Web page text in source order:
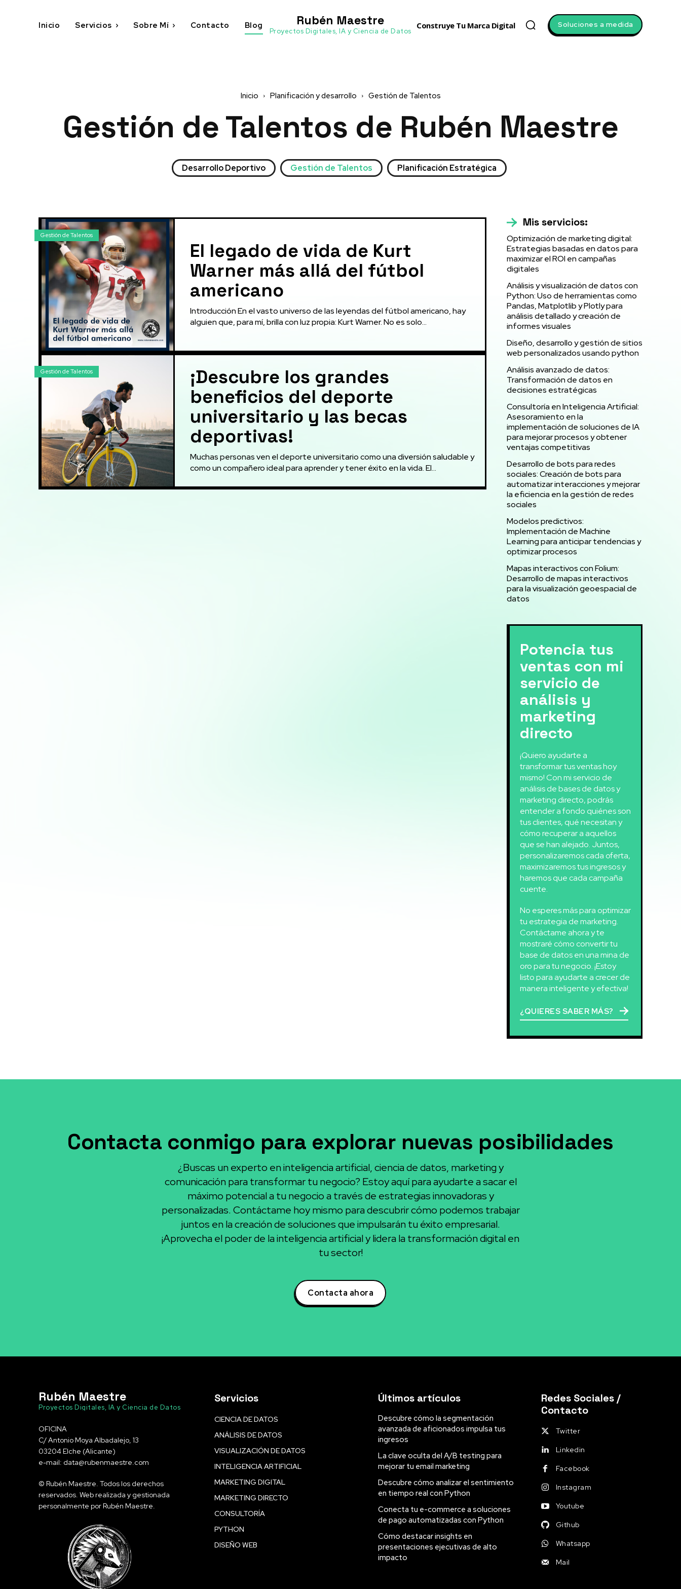
Inicio Servicios Sobre Mí Contacto Blog Rubén Maestre
Proyectos Digitales, IA y Ciencia de Datos
Construye Tu Marca Digital Soluciones a medida
Inicio Planificación y desarrollo Gestión de Talentos
Gestión de Talentos de Rubén Maestre
Desarrollo Deportivo Gestión de Talentos Planificación Estratégica
Gestión de Talentos
El legado de vida de Kurt
Warner más allá del fútbol
americano
Introducción En el vasto universo de las leyendas del fútbol americano, hay
alguien que, para mí, brilla con luz propia: Kurt Warner. No es solo...
Gestión de Talentos
¡Descubre los grandes
beneficios del deporte
universitario y las becas
deportivas!
Muchas personas ven el deporte universitario como una diversión saludable y
como un compañero ideal para aprender y tener éxito en la vida. El...
Mis servicios:
Optimización de marketing digital:
Estrategias basadas en datos para
maximizar el ROI en campañas
digitales
Análisis y visualización de datos con
Python: Uso de herramientas como
Pandas, Matplotlib y Plotly para
análisis detallado y creación de
informes visuales
Diseño, desarrollo y gestión de sitios
web personalizados usando python
Análisis avanzado de datos:
Transformación de datos en
decisiones estratégicas
Consultoría en Inteligencia Artificial:
Asesoramiento en la
implementación de soluciones de IA
para mejorar procesos y obtener
ventajas competitivas
Desarrollo de bots para redes
sociales: Creación de bots para
automatizar interacciones y mejorar
la eficiencia en la gestión de redes
sociales
Modelos predictivos:
Implementación de Machine
Learning para anticipar tendencias y
optimizar procesos
Mapas interactivos con Folium:
Desarrollo de mapas interactivos
para la visualización geoespacial de
datos
Potencia tus
ventas con mi
servicio de
análisis y
marketing
directo
¡Quiero ayudarte a
transformar tus ventas hoy
mismo! Con mi servicio de
análisis de bases de datos y
marketing directo, podrás
entender a fondo quiénes son
tus clientes, qué necesitan y
cómo recuperar a aquellos
que se han alejado. Juntos,
personalizaremos cada oferta,
maximizaremos tus ingresos y
haremos que cada campaña
cuente.
No esperes más para optimizar
tu estrategia de marketing.
Contáctame ahora y te
mostraré cómo convertir tu
base de datos en una mina de
oro para tu negocio. ¡Estoy
listo para ayudarte a crecer de
manera inteligente y efectiva!
¿QUIERES SABER MÁS?
Contacta conmigo para explorar nuevas posibilidades
¿Buscas un experto en inteligencia artificial, ciencia de datos, marketing y
comunicación para transformar tu negocio? Estoy aquí para ayudarte a sacar el
máximo potencial a tu negocio a través de estrategias innovadoras y
personalizadas. Contáctame hoy mismo para descubrir cómo podemos trabajar
juntos en la creación de soluciones que impulsarán tu éxito empresarial.
¡Aprovecha el poder de la inteligencia artificial y lidera la transformación digital en
tu sector!
Contacta ahora
Rubén Maestre
Proyectos Digitales, IA y Ciencia de Datos
OFICINA
C/ Antonio Moya Albadalejo, 13
03204 Elche (Alicante)
e-mail: data@rubenmaestre.com
© Rubén Maestre. Todos los derechos
reservados. Web realizada y gestionada
personalmente por Rubén Maestre.
Servicios
CIENCIA DE DATOS
ANÁLISIS DE DATOS
VISUALIZACIÓN DE DATOS
INTELIGENCIA ARTIFICIAL
MARKETING DIGITAL
MARKETING DIRECTO
CONSULTORÍA
PYTHON
DISEÑO WEB
Últimos artículos
Descubre cómo la segmentación
avanzada de aficionados impulsa tus
ingresos
La clave oculta del A/B testing para
mejorar tu email marketing
Descubre cómo analizar el sentimiento
en tiempo real con Python
Conecta tu e-commerce a soluciones
de pago automatizadas con Python
Cómo destacar insights en
presentaciones ejecutivas de alto
impacto
Redes Sociales /
Contacto
Twitter
Linkedin
Facebook
Instagram
Youtube
Github
Whatsapp
Mail